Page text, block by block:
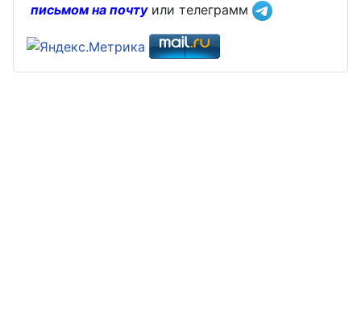
письмом на почтуили телеграмм